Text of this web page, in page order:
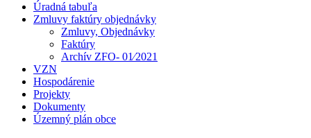
Úradná tabuľa
Zmluvy faktúry objednávky
Zmluvy, Objednávky
Faktúry
Archív ZFO- 01⁄2021
VZN
Hospodárenie
Projekty
Dokumenty
Územný plán obce